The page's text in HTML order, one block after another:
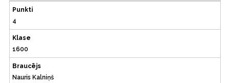
Punkti
4
Klase
1600
Braucējs
Nauris Kalniņš